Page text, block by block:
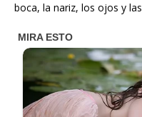
boca, la nariz, los ojos y